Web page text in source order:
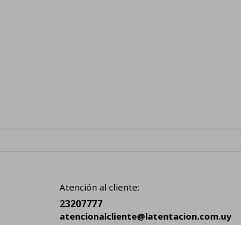
Atención al cliente:
23207777
atencionalcliente@latentacion.com.uy